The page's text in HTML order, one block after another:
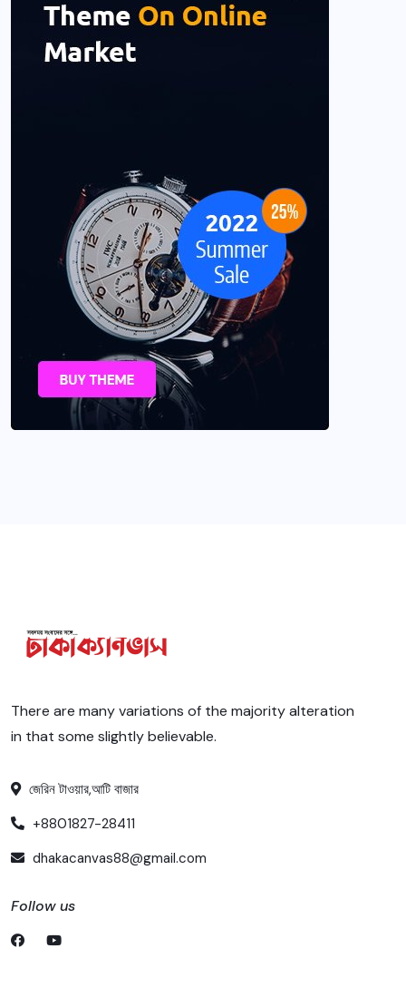
There are many variations of the majority alteration
in that some slightly believable.
জেরিন টাওয়ার,আটি বাজার
+8801827-28411
dhakacanvas88@gmail.com
Follow us